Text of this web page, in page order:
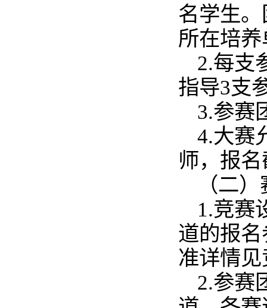
名学生
所在培
2.每支
指导3支
3.参赛
4.大赛
师，报
（二
1.竞赛
道的报
准详情
2.参赛